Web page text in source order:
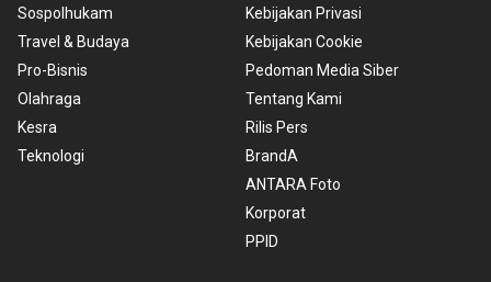
Sospolhukam
Travel & Budaya
Pro-Bisnis
Olahraga
Kesra
Teknologi
Kebijakan Privasi
Kebijakan Cookie
Pedoman Media Siber
Tentang Kami
Rilis Pers
BrandA
ANTARA Foto
Korporat
PPID